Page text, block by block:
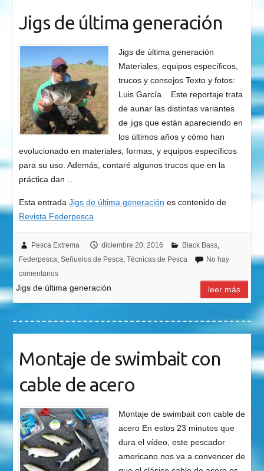
Jigs de última generación
Jigs de última generación
Materiales, equipos específicos,
trucos y consejos Texto y fotos:
Luis García. Este reportaje trata
de aunar las distintas variantes
de jigs que están apareciendo en
los últimos años y cómo han
evolucionado en materiales, formas, y equipos específicos
para su uso. Además, contaré algunos trucos que en la
práctica dan …
Esta entrada Jigs de última generación es contenido de
Revista Federpesca
Pesca Extrema diciembre 20, 2016 Black Bass,
Federpesca Señuelos de Pesca Técnicas de Pesca
No hay
comentarios
Jigs de última generación leer más
Montaje de swimbait con
cable de acero
Montaje de swimbait con cable de
acero En estos 23 minutos que
dura el vídeo, este pescador
americano nos va a convencer de